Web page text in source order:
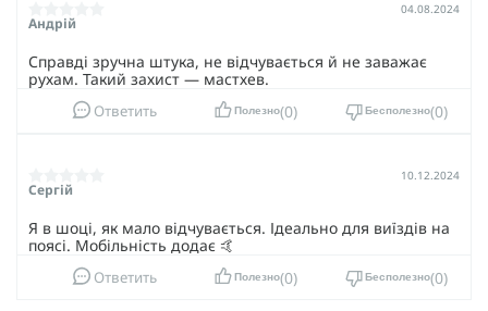
Андрій
04.08.2024
Справді зручна штука, не відчувається й не заважає
рухам. Такий захист — мастхев.
Ответить Полезно 0 Бесполезно 0
Сергій
10.12.2024
Я в шоці, як мало відчувається. Ідеально для виїздів на
поясі. Мобільність додає 🤙
Ответить Полезно 0 Бесполезно 0